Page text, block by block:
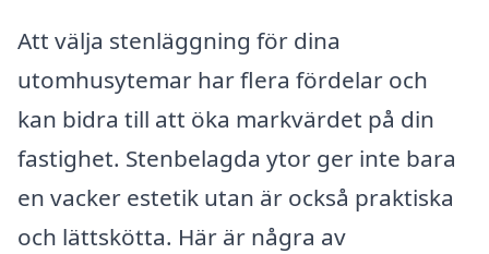
Att välja stenläggning för dina
utomhusytemar har flera fördelar och
kan bidra till att öka markvärdet på din
fastighet. Stenbelagda ytor ger inte bara
en vacker estetik utan är också praktiska
och lättskötta. Här är några av